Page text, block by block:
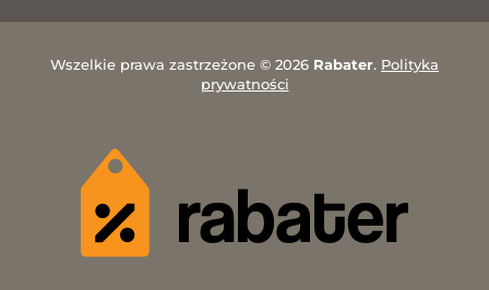
Wszelkie prawa zastrzeżone © 2026 Rabater. Polityka
prywatności